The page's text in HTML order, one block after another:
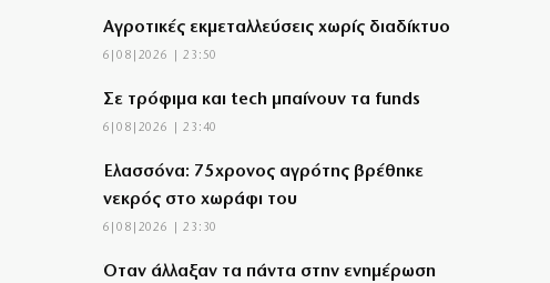
Αγροτικές εκμεταλλεύσεις χωρίς διαδίκτυο
6|08|2026 | 23:50
Σε τρόφιμα και tech μπαίνουν τα funds
6|08|2026 | 23:40
Ελασσόνα: 75χρονος αγρότης βρέθηκε
νεκρός στο χωράφι του
6|08|2026 | 23:30
Όταν άλλαξαν τα πάντα στην ενημέρωση